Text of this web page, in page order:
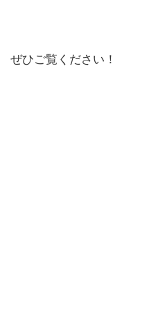
ぜひご覧ください！